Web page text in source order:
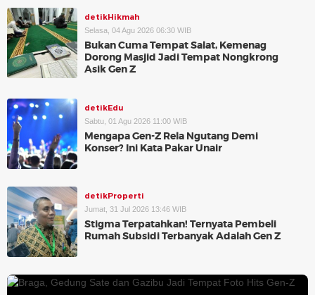
detikHikmah
Selasa, 04 Agu 2026 06:30 WIB
Bukan Cuma Tempat Salat, Kemenag
Dorong Masjid Jadi Tempat Nongkrong
Asik Gen Z
detikEdu
Sabtu, 01 Agu 2026 11:00 WIB
Mengapa Gen-Z Rela Ngutang Demi
Konser? Ini Kata Pakar Unair
detikProperti
Jumat, 31 Jul 2026 13:46 WIB
Stigma Terpatahkan! Ternyata Pembeli
Rumah Subsidi Terbanyak Adalah Gen Z